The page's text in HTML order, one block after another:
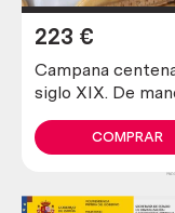
Campana
siglo XIX. De
extremaunción.
223 €
COMPRAR